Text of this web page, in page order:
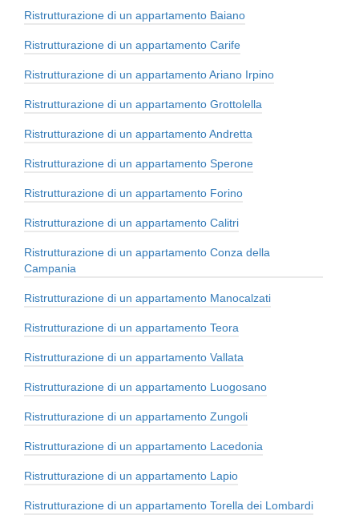
Ristrutturazione di un appartamento Baiano
Ristrutturazione di un appartamento Carife
Ristrutturazione di un appartamento Ariano Irpino
Ristrutturazione di un appartamento Grottolella
Ristrutturazione di un appartamento Andretta
Ristrutturazione di un appartamento Sperone
Ristrutturazione di un appartamento Forino
Ristrutturazione di un appartamento Calitri
Ristrutturazione di un appartamento Conza della
Campania
Ristrutturazione di un appartamento Manocalzati
Ristrutturazione di un appartamento Teora
Ristrutturazione di un appartamento Vallata
Ristrutturazione di un appartamento Luogosano
Ristrutturazione di un appartamento Zungoli
Ristrutturazione di un appartamento Lacedonia
Ristrutturazione di un appartamento Lapio
Ristrutturazione di un appartamento Torella dei Lombardi